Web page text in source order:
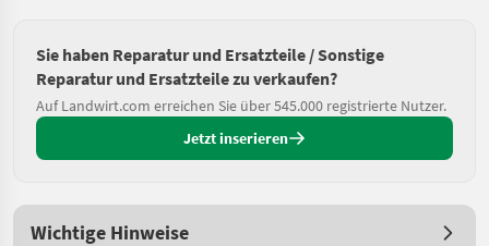
Sie haben Reparatur und Ersatzteile / Sonstige
Reparatur und Ersatzteile zu verkaufen?
Auf Landwirt.com erreichen Sie über 545.000 registrierte Nutzer.
Jetzt inserieren
Wichtige Hinweise